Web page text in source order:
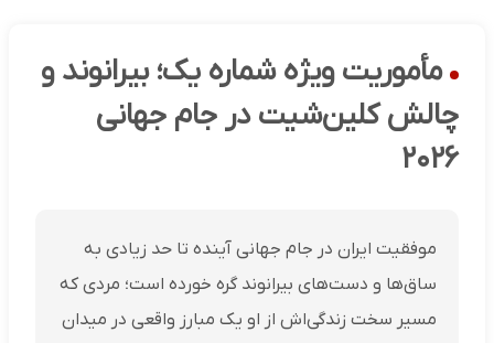
مأموریت ویژه شماره یک؛ بیرانوند و
چالش کلین‌شیت در جام جهانی
۲۰۲۶
موفقیت ایران در جام جهانی آینده تا حد زیادی به
ساق‌ها و دست‌های بیرانوند گره خورده است؛ مردی که
مسیر سخت زندگی‌اش از او یک مبارز واقعی در میدان